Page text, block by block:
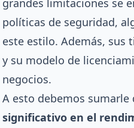
grandes limitaciones se
políticas de seguridad,
este estilo. Además, sus
y su modelo de
negocios.
A esto debemos sumarle
significativo en el